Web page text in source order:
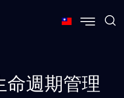
命週期管理